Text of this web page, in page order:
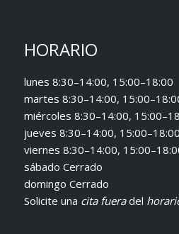
HORARIO
lunes 8:30–14:00, 15:00–18:00
martes 8:30–14:00,
miércoles 8:30–14:00,
jueves 8:30–14:00, 15:00–18:00
viernes 8:30–14:00,
sábado Cerrado
domingo Cerrado
Solicite una cita fueradel